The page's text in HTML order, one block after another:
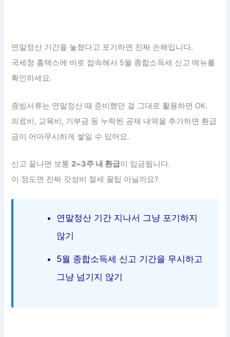
연말정산 기간을 놓쳤다고 포기하면 진짜 손해입니다.
국세청 홈택스에 바로 접속해서 5월 종합소득세 신고 메뉴를
확인하세요.
증빙서류는 연말정산 때 준비했던 걸 그대로 활용하면 OK.
의료비, 교육비, 기부금 등 누락된 공제 내역을 추가하면 환급
금이 어마무시하게 쌓일 수 있어요.
신고 끝나면 보통 2~3주 내 환급이 입금됩니다.
이 정도면 진짜 갓성비 절세 꿀팁 아닐까요?
연말정산 기간 지나서 그냥 포기하지
않기
5월 종합소득세 신고 기간을 무시하고
그냥 넘기지 않기